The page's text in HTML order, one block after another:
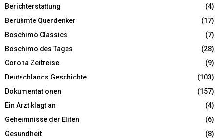
Berichterstattung
(4)
Berühmte Querdenker
(17)
Boschimo Classics
(7)
Boschimo des Tages
(28)
Corona Zeitreise
(9)
Deutschlands Geschichte
(103)
Dokumentationen
(157)
Ein Arzt klagt an
(4)
Geheimnisse der Eliten
(6)
Gesundheit
(8)